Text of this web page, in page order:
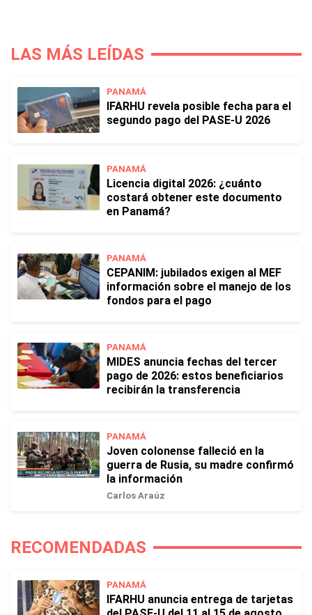
LAS MÁS LEÍDAS
PANAMÁ
IFARHU revela posible fecha para el
segundo pago del PASE-U 2026
PANAMÁ
Licencia digital 2026: ¿cuánto
costará obtener este documento
en Panamá?
PANAMÁ
CEPANIM: jubilados exigen al MEF
información sobre el manejo de los
fondos para el pago
PANAMÁ
MIDES anuncia fechas del tercer
pago de 2026: estos beneficiarios
recibirán la transferencia
PANAMÁ
Joven colonense falleció en la
guerra de Rusia, su madre confirmó
la información
Carlos Araúz
RECOMENDADAS
PANAMÁ
IFARHU anuncia entrega de tarjetas